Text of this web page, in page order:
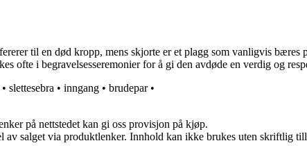
til en død kropp, mens skjorte er et plagg som vanligvis
ofte i begravelsesseremonier for å gi den avdøde en verdig og
• slettesebra • inngang • brudepar•
på nettstedet kan gi oss provisjon på kjøp.
salget via produktlenker. Innhold kan ikke brukes uten skriftlig